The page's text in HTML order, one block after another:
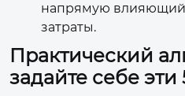
напрямую влияющий
затраты.
Практический
задайте себе